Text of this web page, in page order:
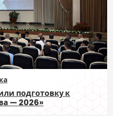
подготовку к
— 2026»